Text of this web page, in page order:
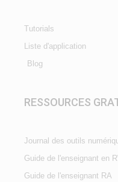
Tutorials
Liste d'application
Blog
RESSOURCES
Journal des outils
Guide de l'enseignant en
Guide de l'enseignant RA